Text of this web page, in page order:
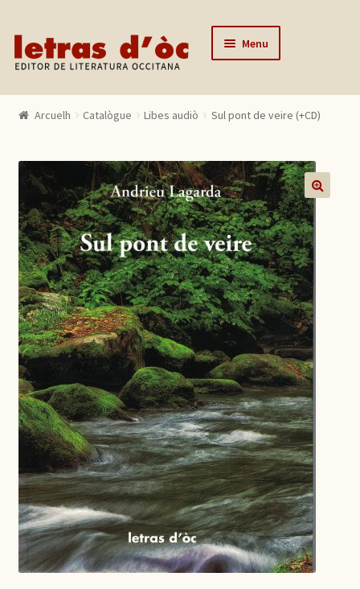
Skip to navigation
Skip to content Menu
Catalògue
Actualitats
Lo editor
Contactar
Mon compte
Arcuelh Catalògue Libes audiò Sul pont de veire (+CD)
🔍